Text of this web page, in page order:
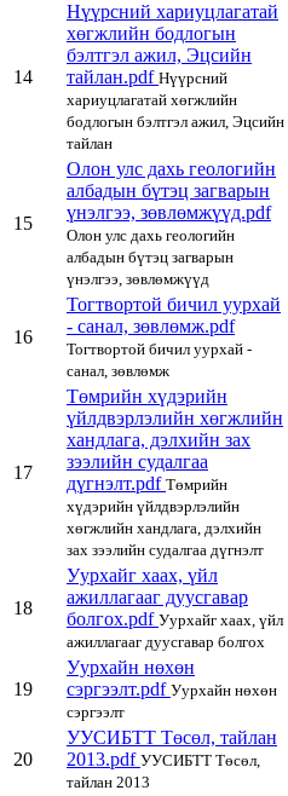
14
Нүүрсний хариуцлагатай
хөгжлийн бодлогын
бэлтгэл ажил, Эцсийн
тайлан.pdf Нүүрсний
хариуцлагатай хөгжлийн
бодлогын бэлтгэл ажил, Эцсийн
тайлан
15
Олон улс дахь геологийн
албадын бүтэц загварын
үнэлгээ, зөвлөмжүүд.pdf
Олон улс дахь геологийн
албадын бүтэц загварын
үнэлгээ, зөвлөмжүүд
16
Тогтвортой бичил уурхай
- санал, зөвлөмж.pdf
Тогтвортой бичил уурхай -
санал, зөвлөмж
17
Төмрийн хүдэрийн
үйлдвэрлэлийн хөгжлийн
хандлага, дэлхийн зах
зээлийн судалгаа
дүгнэлт.pdf Төмрийн
хүдэрийн үйлдвэрлэлийн
хөгжлийн хандлага, дэлхийн
зах зээлийн судалгаа дүгнэлт
18
Уурхайг хаах, үйл
ажиллагааг дуусгавар
болгох.pdf Уурхайг хаах, үйл
ажиллагааг дуусгавар болгох
19
Уурхайн нөхөн
сэргээлт.pdf Уурхайн нөхөн
сэргээлт
20
УУСИБТТ Төсөл, тайлан
2013.pdf УУСИБТТ Төсөл,
тайлан 2013